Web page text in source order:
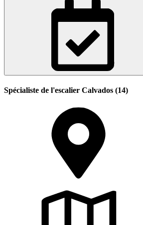
Spécialiste de l'escalier Calvados (14)